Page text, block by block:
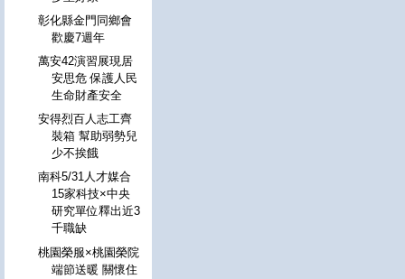
彰化縣金門同鄉會
歡慶7週年
萬安42演習展現居
安思危 保護人民
生命財產安全
安得烈百人志工齊
裝箱 幫助弱勢兒
少不挨餓
南科5/31人才媒合
15家科技×中央
研究單位釋出近3
千職缺
桃園榮服×桃園榮院
端節送暖 關懷住